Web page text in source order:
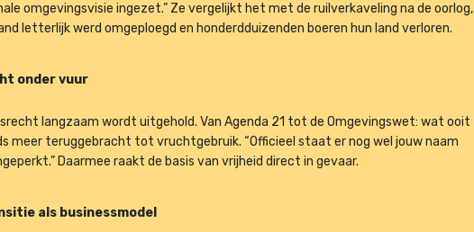
omgevingsvisie ingezet.” Ze vergelijkt het met de ruilverkaveling na de oorlog,
letterlijk werd omgeploegd en honderdduizenden boeren hun land verloren.
onder vuur
langzaam wordt uitgehold. Van Agenda 21 tot de Omgevingswet: wat ooit
meer teruggebracht tot vruchtgebruik. “Officieel staat er nog wel jouw naam
Daarmee raakt de basis van vrijheid direct in gevaar.
als businessmodel